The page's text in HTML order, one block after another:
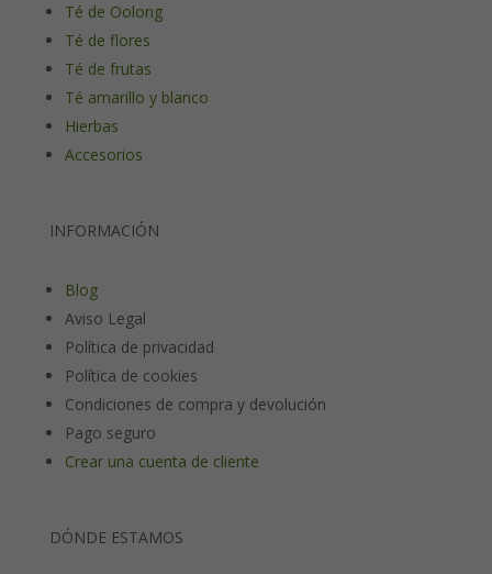
Té de Oolong
Té de flores
Té de frutas
Té amarillo y blanco
Hierbas
Accesorios
INFORMACIÓN
Blog
Aviso Legal
Política de privacidad
Política de cookies
Condiciones de compra y devolución
Pago seguro
Crear una cuenta de cliente
DÓNDE ESTAMOS